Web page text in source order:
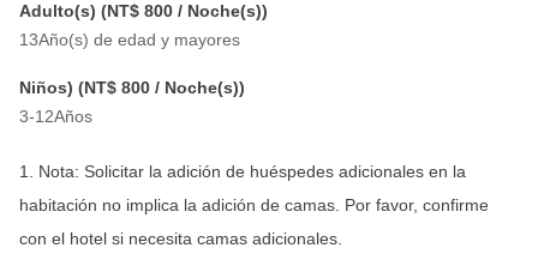
Adulto(s) (NT$ 800 / Noche(s))
13Año(s) de edad y mayores
Niños) (NT$ 800 / Noche(s))
3-12Años
1. Nota: Solicitar la adición de huéspedes adicionales en la
habitación no implica la adición de camas. Por favor, confirme
con el hotel si necesita camas adicionales.